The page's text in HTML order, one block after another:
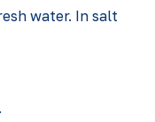
water. In salt